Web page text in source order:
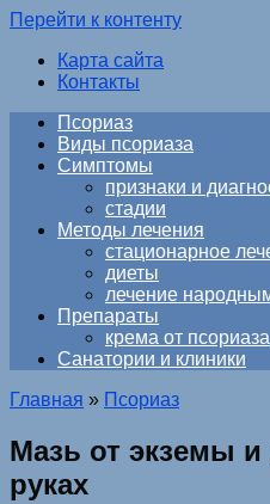
Перейти к контенту
Карта сайта
Контакты
Псориаз
Виды псориаза
Симптомы
признаки и
стадии
Методы лечения
стационарное
диеты
лечение
Препараты
крема от псориаза
Санатории и клиники
Главная » Псориаз
Мазь от экземы и
руках